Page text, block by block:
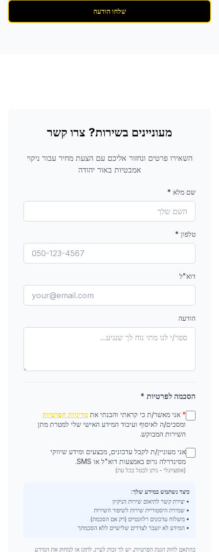
שלחו הודעה
מעוניינים בשירות? צרו קשר
השאירו פרטים ונחזור אליכם עם הצעת מחיר עבור ניקוי
אמבטיות באור יהודה
שם מלא *
טלפון *
דוא"ל
הודעה
הסכמה לפרטיות *
* אני מאשר/ת כי קראתי והבנתי את מדיניות הפרטיות
ומסכים/ה לאיסוף ועיבוד המידע האישי שלי למטרת מתן
השירות המבוקש.
אני מעוניין/ת לקבל עדכונים, מבצעים ומידע שיווקי
מסינדרלה גרופ באמצעות דוא"ל או SMS.
(אופציונלי - ניתן לבטל בכל עת)
כיצד נשתמש במידע שלך:
• יצירת קשר לתיאום שירות הניקיון
• שמירת היסטוריית שירות לשיפור השירות
• משלוח עדכונים רלוונטיים (רק אם הסכמת)
• המידע לא יועבר לצדדים שלישיים ללא הסכמתך
בהתאם לחוק הגנת הפרטיות, יש לך זכות לעיין, לתקן או למחוק את המידע